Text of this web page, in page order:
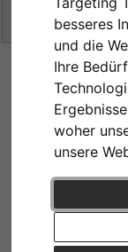
besseres
und die
Ihre
woher
unsere